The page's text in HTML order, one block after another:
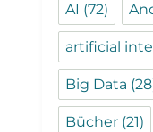
AI (72)
artificial
Big Data
Bücher (21)